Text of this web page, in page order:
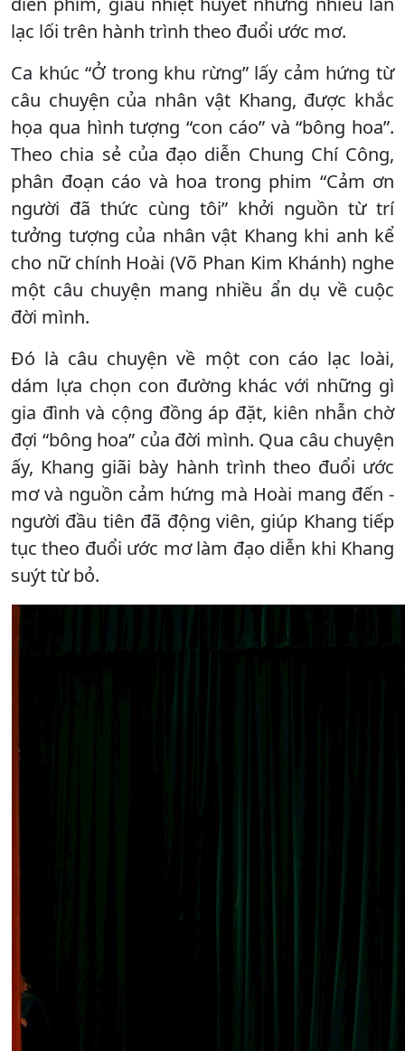
lạc lối trên hành trình theo đuổi ước mơ.
Ca khúc “Ở trong khu rừng” lấy cảm hứng từ
câu chuyện của nhân vật Khang, được khắc
họa qua hình tượng “con cáo” và “bông hoa”.
Theo chia sẻ của đạo diễn Chung Chí Công,
phân đoạn cáo và hoa trong phim “Cảm ơn
người đã thức cùng tôi” khởi nguồn từ trí
tưởng tượng của nhân vật Khang khi anh kể
cho nữ chính Hoài (Võ Phan Kim Khánh) nghe
một câu chuyện mang nhiều ẩn dụ về cuộc
đời mình.
Đó là câu chuyện về một con cáo lạc loài,
dám lựa chọn con đường khác với những gì
gia đình và cộng đồng áp đặt, kiên nhẫn chờ
đợi “bông hoa” của đời mình. Qua câu chuyện
ấy, Khang giãi bày hành trình theo đuổi ước
mơ và nguồn cảm hứng mà Hoài mang đến -
người đầu tiên đã động viên, giúp Khang tiếp
tục theo đuổi ước mơ làm đạo diễn khi Khang
suýt từ bỏ.